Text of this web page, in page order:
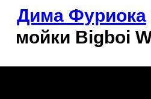
Дима Фуриока
мойки Bigboi